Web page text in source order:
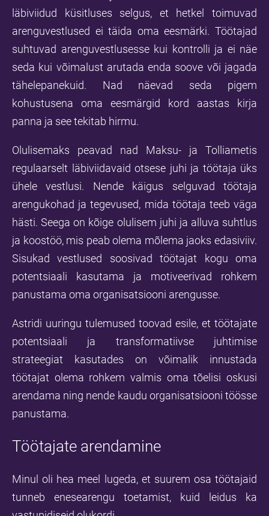
läbiviidud küsitluses selgus, et hetkel toimuvad
arenguvestlused ei täida oma eesmärki. Töötajad
suhtuvad arenguvestlusesse kui kontrolli ja ei näe
seda kui võimalust arutada enda soove või jagada
tähelepanekuid. Nad näevad seda pigem
kohustusena oma eesmärgid kord aastas kirja
panna ja see tekitab hirmu.
Olulisemaks peavad nad Maksu- ja Tolliametis
regulaarselt läbiviidavaid otsese juhi ja töötaja üks
ühele vestlusi. Nende käigus selguvad töötaja
arengukohad ja tegevused, mida töötaja teeb väga
hästi. Seega on kõige olulisem juhi ja alluva suhtlus
ja koostöö, mis peab olema mõlema jaoks edasiviiv.
Sisukad vestlused soosivad töötajat kogu oma
potentsiaali kasutama ja motiveerivad rohkem
panustama oma organisatsiooni arengusse.
Astridi uuringu tulemused toovad esile, et töötajate
potentsiaali ja transformatiivse juhtimise
strateegiat kasutades on võimalik innustada
töötajat olema rohkem valmis oma tõelisi oskusi
arendama ning nende kaudu organisatsiooni töösse
panustama.
Töötajate arendamine
Minul oli hea meel lugeda, et suurem osa töötajaid
tunneb enesearengu toetamist, kuid leidus ka